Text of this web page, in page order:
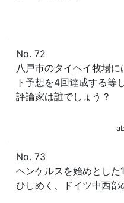
No. 72
八戸市のタイヘイ牧場
ト予想を4回達成する等
評論家は誰でしょう？
No. 73
ヘンケルスを始めとし
ひしめく、ドイツ中西部